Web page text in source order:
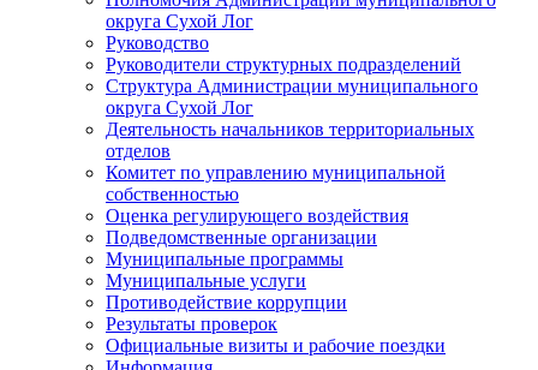
округа Сухой Лог
Руководство
Руководители структурных подразделений
Структура Администрации муниципального
округа Сухой Лог
Деятельность начальников территориальных
отделов
Комитет по управлению муниципальной
собственностью
Оценка регулирующего воздействия
Подведомственные организации
Муниципальные программы
Муниципальные услуги
Противодействие коррупции
Результаты проверок
Официальные визиты и рабочие поездки